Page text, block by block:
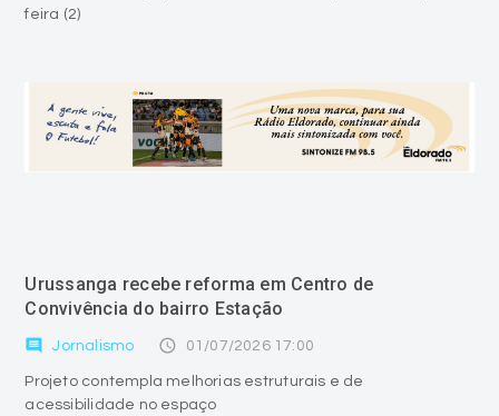
feira (2)
Urussanga recebe reforma em Centro de
Convivência do bairro Estação
comment Jornalismo access_time 01/07/2026 17:00
Projeto contempla melhorias estruturais e de
acessibilidade no espaço